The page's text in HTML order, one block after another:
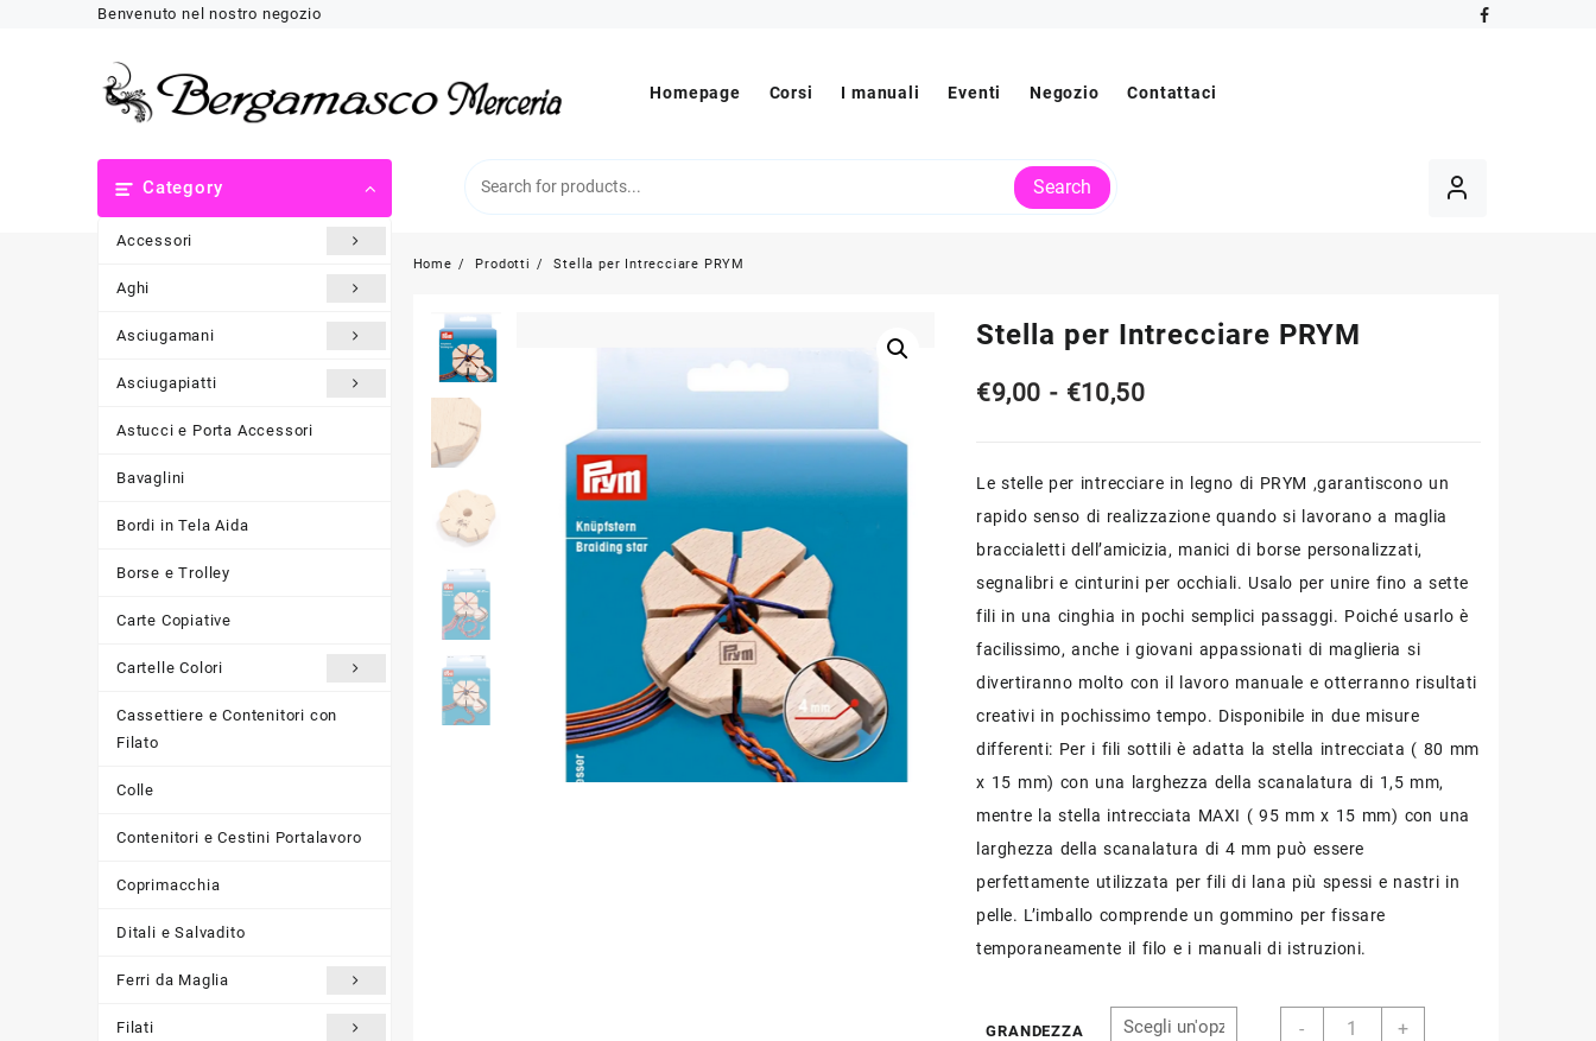
Benvenuto nel nostro negozio
Homepage Corsi I manuali Eventi Negozio Contattaci
Category
Accessori
Aghi
Asciugamani
Asciugapiatti
Astucci e Porta Accessori
Bavaglini
Bordi in Tela Aida
Borse e Trolley
Carte Copiative
Cartelle Colori
Cassettiere e Contenitori con
Filato
Colle
Contenitori e Cestini Portalavoro
Coprimacchia
Ditali e Salvadito
Ferri da Maglia
Filati
Search
Home Prodotti Stella per Intrecciare PRYM
Stella per Intrecciare PRYM
€9,00 - €10,50Fascia
prezzo:
da
€9,00
a
€10,50
Le stelle per intrecciare in legno di PRYM ,garantiscono un
rapido senso di realizzazione quando si lavorano a maglia
braccialetti dell’amicizia, manici di borse personalizzati,
segnalibri e cinturini per occhiali. Usalo per unire fino a sette
fili in una cinghia in pochi semplici passaggi. Poiché usarlo è
facilissimo, anche i giovani appassionati di maglieria si
divertiranno molto con il lavoro manuale e otterranno risultati
creativi in ​​pochissimo tempo. Disponibile in due misure
differenti: Per i fili sottili è adatta la stella intrecciata ( 80 mm
x 15 mm) con una larghezza della scanalatura di 1,5 mm,
mentre la stella intrecciata MAXI ( 95 mm x 15 mm) con una
larghezza della scanalatura di 4 mm può essere
perfettamente utilizzata per fili di lana più spessi e nastri in
pelle. L’imballo comprende un gommino per fissare
temporaneamente il filo e i manuali di istruzioni.
GRANDEZZA
-
Stella
+